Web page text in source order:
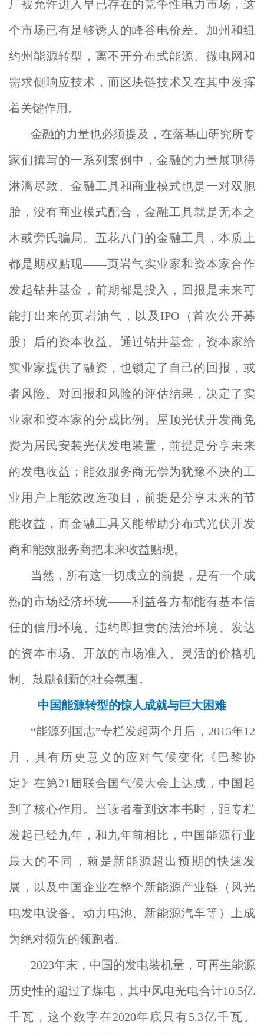
厂被允许进入早已存在的竞争性电力市场，这
个市场已有足够诱人的峰谷电价差。加州和纽
约州能源转型，离不开分布式能源、微电网和
需求侧响应技术，而区块链技术又在其中发挥
着关键作用。
金融的力量也必须提及，在落基山研究所专
家们撰写的一系列案例中，金融的力量展现得
淋漓尽致。金融工具和商业模式也是一对双胞
胎，没有商业模式配合，金融工具就是无本之
木或旁氏骗局。五花八门的金融工具，本质上
都是期权贴现——页岩气实业家和资本家合作
发起钻井基金，前期都是投入，回报是未来可
能打出来的页岩油气，以及IPO（首次公开募
股）后的资本收益。通过钻井基金，资本家给
实业家提供了融资，也锁定了自己的回报，或
者风险。对回报和风险的评估结果，决定了实
业家和资本家的分成比例。屋顶光伏开发商免
费为居民安装光伏发电装置，前提是分享未来
的发电收益；能效服务商无偿为犹豫不决的工
业用户上能效改造项目，前提是分享未来的节
能收益，而金融工具又能帮助分布式光伏开发
商和能效服务商把未来收益贴现。
当然，所有这一切成立的前提，是有一个成
熟的市场经济环境——利益各方都能有基本信
任的信用环境、违约即担责的法治环境、发达
的资本市场、开放的市场准入、灵活的价格机
制、鼓励创新的社会氛围。
中国能源转型的惊人成就与巨大困难
“能源列国志”专栏发起两个月后，2015年12
月，具有历史意义的应对气候变化《巴黎协
定》在第21届联合国气候大会上达成，中国起
到了核心作用。当读者看到这本书时，距专栏
发起已经九年，和九年前相比，中国能源行业
最大的不同，就是新能源超出预期的快速发
展，以及中国企业在整个新能源产业链（风光
电发电设备、动力电池、新能源汽车等）上成
为绝对领先的领跑者。
2023年末，中国的发电装机量，可再生能源
历史性的超过了煤电，其中风电光电合计10.5亿
千瓦，这个数字在2020年底只有5.3亿千瓦。